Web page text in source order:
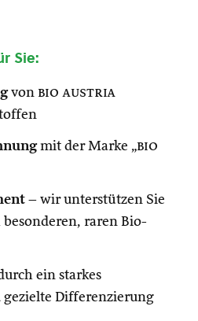
Sie:
von bio austria
mit der Marke „bio
– wir unterstützen Sie
besonderen, raren Bio-
ein starkes
Differenzierung